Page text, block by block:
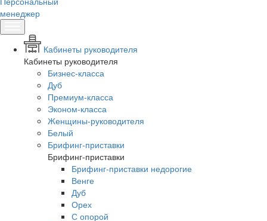
менеджер
Кабинеты руководителя
Кабинеты руководителя
Бизнес-класса
Дуб
Премиум-класса
Эконом-класса
Женщины-руководителя
Белый
Брифинг-приставки
Брифинг-приставки
Брифинг-приставки недорогие
Венге
Дуб
Орех
С опорой